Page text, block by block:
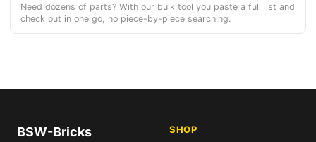
Need dozens of parts? With our bulk tool you paste a full list and
check out in one go, no piece-by-piece searching.
BSW-Bricks SHOP